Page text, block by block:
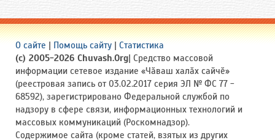
О сайте | Помощь сайту | Статистика
(c) 2005-2026 Chuvash.Org| Средство массовой
информации сетевое издание «Чӑваш халӑх сайчӗ»
(реестровая запись от 03.02.2017 серия ЭЛ № ФС 77 -
68592), зарегистрировано Федеральной службой по
надзору в сфере связи, информационных технологий и
массовых коммуникаций (Роскомнадзор).
Содержимое сайта (кроме статей, взятых из других